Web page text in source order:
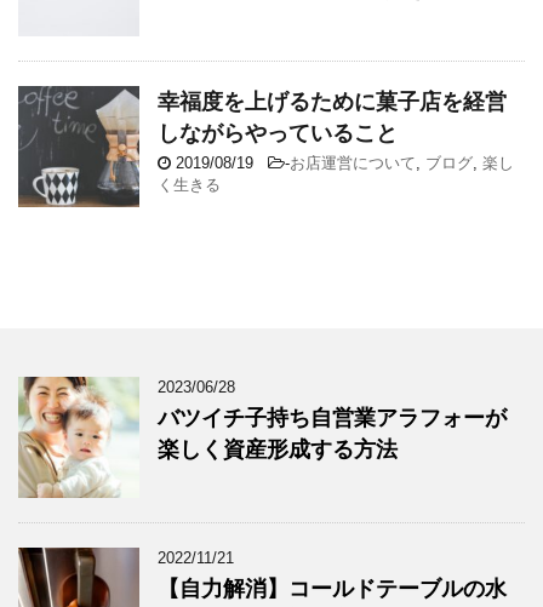
幸福度を上げるために菓子店を経営
しながらやっていること
2019/08/19 -お店運営について, ブログ, 楽し
く生きる
2023/06/28
バツイチ子持ち自営業アラフォーが
楽しく資産形成する方法
2022/11/21
【自力解消】コールドテーブルの水